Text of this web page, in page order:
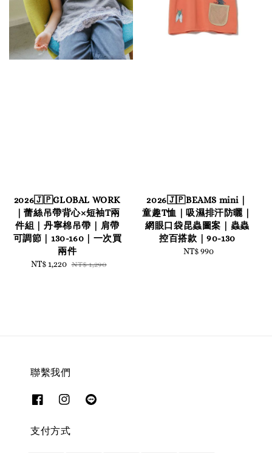
2026🇯🇵GLOBAL WORK
｜蕾絲吊帶背心×短袖T兩
件組｜丹寧棉吊帶｜肩帶
可調節｜130-160｜一次買
兩件
Sale
NT$ 1,220 Regular
NT$ 1,290
2026🇯🇵BEAMS mini｜
童趣T恤｜吸濕排汗防曬｜
網眼口袋昆蟲圖案｜蟲蟲
控百搭款｜90-130
Regular
NT$ 990
聯繫我們
支付方式